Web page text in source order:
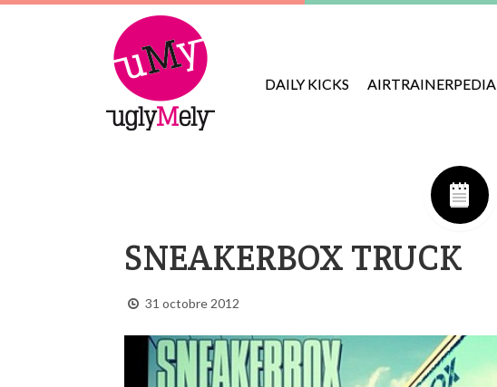
DAILY KICKS AIRTRAINERPEDIA
SNEAKERBOX TRUCK
31 octobre 2012